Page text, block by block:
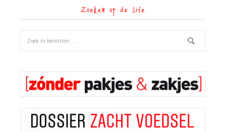
Zoeken op de site